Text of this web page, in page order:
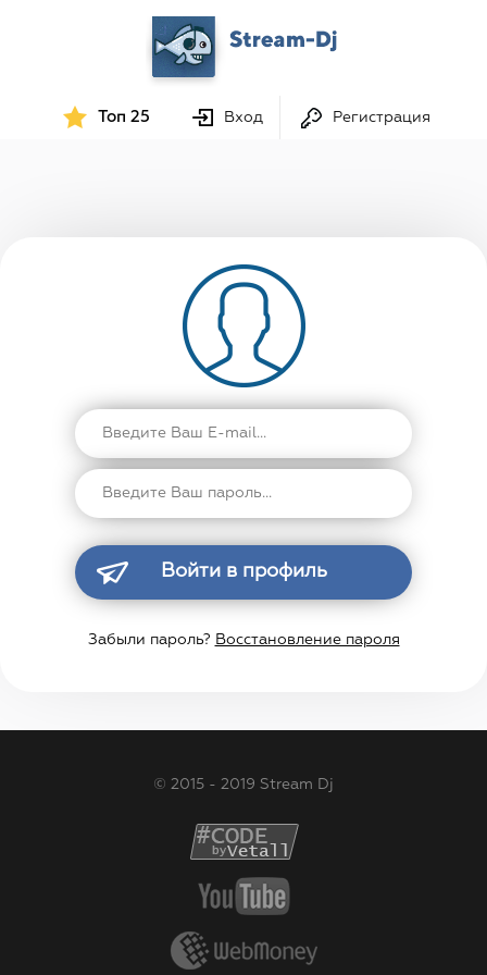
Топ 25 Вход Регистрация
Войти в профиль
Забыли пароль? Восстановление пароля
© 2015 - 2019 Stream Dj